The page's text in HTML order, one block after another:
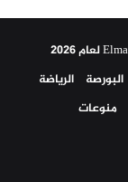
البورصة
الرياضة
منوعات